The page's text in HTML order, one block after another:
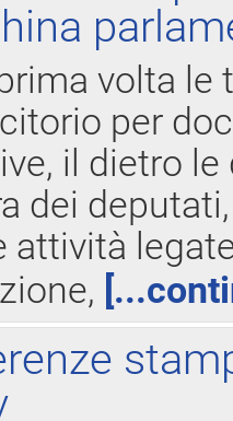
volta le
per
il dietro
dei
attività